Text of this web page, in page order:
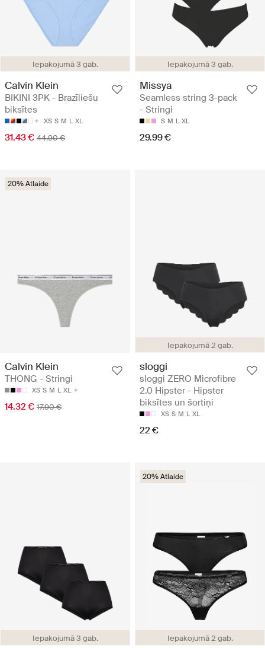
Iepakojumā 3 gab.
Calvin Klein
BIKINI 3PK - Brazīliešu
biksītes
XS S M L XL
31.43 € 44.90 €
Iepakojumā 3 gab.
Missya
Seamless string 3-pack
- Stringi
S M L XL
29.99 €
20% Atlaide
Calvin Klein
THONG - Stringi
XS S M L XL
14.32 € 17.90 €
Iepakojumā 2 gab.
sloggi
sloggi ZERO Microfibre
2.0 Hipster - Hipster
biksītes un šortiņi
XS S M L XL
22 €
Iepakojumā 3 gab. Iepakojumā 2 gab.
20% Atlaide